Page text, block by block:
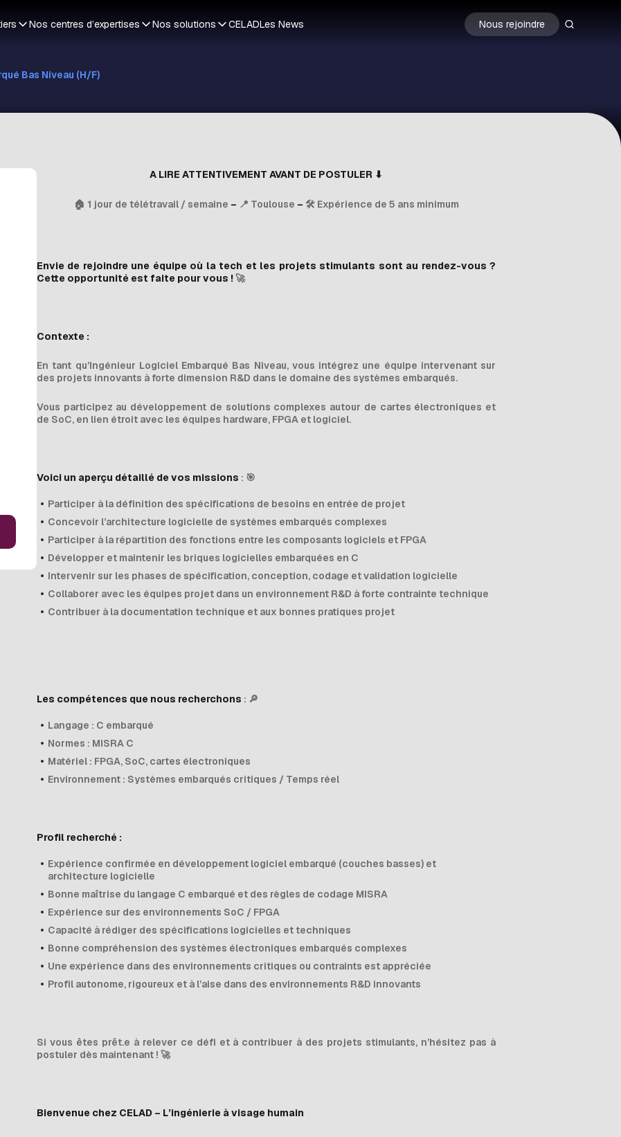
Nos centres d’expertises Nos solutions CELADLes News Nous rejoindre
Bas Niveau (H/F)
A LIRE ATTENTIVEMENT AVANT DE POSTULER ⬇
🏠 1 jour de télétravail / semaine – 📍 Toulouse – 🛠 Expérience de 5 ans minimum
Envie de rejoindre une équipe où la tech et les projets stimulants sont au rendez-vous ?
Cette opportunité est faite pour vous ! 🚀
Contexte :
En tant qu’Ingénieur Logiciel Embarqué Bas Niveau, vous intégrez une équipe intervenant sur
des projets innovants à forte dimension R&D dans le domaine des systèmes embarqués.
Vous participez au développement de solutions complexes autour de cartes électroniques et
de SoC, en lien étroit avec les équipes hardware, FPGA et logiciel.
Voici un aperçu détaillé de vos missions : 🎯
Participer à la définition des spécifications de besoins en entrée de projet
Concevoir l’architecture logicielle de systèmes embarqués complexes
Participer à la répartition des fonctions entre les composants logiciels et FPGA
Développer et maintenir les briques logicielles embarquées en C
Intervenir sur les phases de spécification, conception, codage et validation logicielle
Collaborer avec les équipes projet dans un environnement R&D à forte contrainte technique
Contribuer à la documentation technique et aux bonnes pratiques projet
Les compétences que nous recherchons : 🔎
Langage : C embarqué
Normes : MISRA C
Matériel : FPGA, SoC, cartes électroniques
Environnement : Systèmes embarqués critiques / Temps réel
Profil recherché :
Expérience confirmée en développement logiciel embarqué (couches basses) et
architecture logicielle
Bonne maîtrise du langage C embarqué et des règles de codage MISRA
Expérience sur des environnements SoC / FPGA
Capacité à rédiger des spécifications logicielles et techniques
Bonne compréhension des systèmes électroniques embarqués complexes
Une expérience dans des environnements critiques ou contraints est appréciée
Profil autonome, rigoureux et à l’aise dans des environnements R&D innovants
Si vous êtes prêt.e à relever ce défi et à contribuer à des projets stimulants, n’hésitez pas à
postuler dès maintenant ! 🚀
Bienvenue chez CELAD – L’ingénierie à visage humain